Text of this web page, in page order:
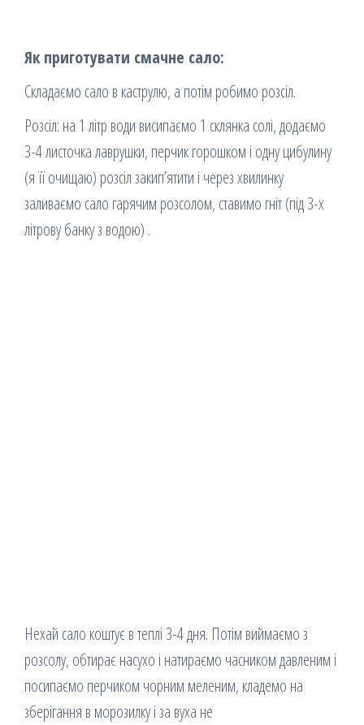
Як приготувати смачне сало:
Складаємо сало в каструлю, а потім робимо розсіл.
Розсіл: на 1 літр води висипаємо 1 склянка солі, додаємо
3-4 листочка лаврушки, перчик горошком і одну цибулину
(я її очищаю) розсіл закип’ятити і через хвилинку
заливаємо сало гарячим розсолом, ставимо гніт (під 3-х
літрову банку з водою) .
Нехай сало коштує в теплі 3-4 дня. Потім виймаємо з
розсолу, обтирає насухо і натираємо часником давленим і
посипаємо перчиком чорним меленим, кладемо на
зберігання в морозилку і за вуха не